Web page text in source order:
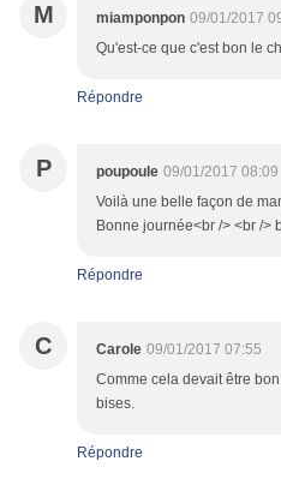
M miamponpon 09/01/2017
Qu'est-ce que c'est bon le
Répondre
P poupoule 09/01/2017 08:09
Voilà une belle façon de
Bonne journée<br /> <br />
Répondre
C Carole 09/01/2017 07:55
Comme cela devait être
bises.
Répondre